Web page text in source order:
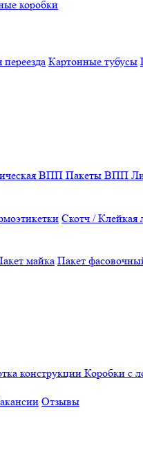
коробки
Картонные тубусы
ВПП Пакеты ВПП
Скотч / Клейкая
майка Пакет
конструкции Коробки с
Отзывы